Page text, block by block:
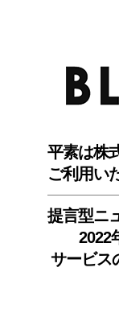
平素は株
ご利用い
提言型ニ
2022
サービス